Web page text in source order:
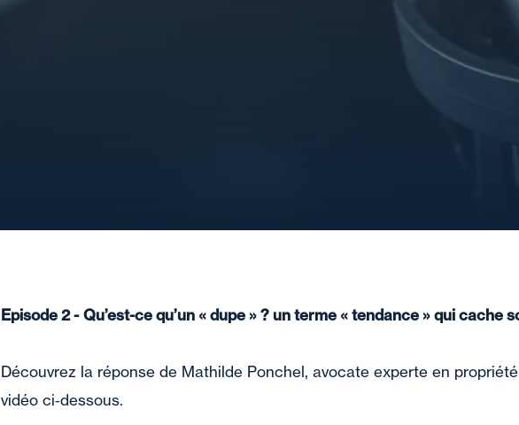
Episode 2 - Qu’est-ce qu’un « dupe » ? un terme « tendance » qui cache
Découvrez la réponse de Mathilde Ponchel, avocate experte en
vidéo ci‑dessous.